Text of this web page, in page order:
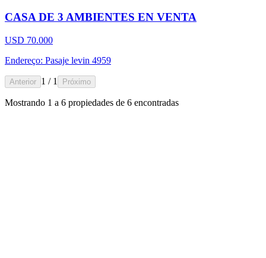
CASA DE 3 AMBIENTES EN VENTA
USD 70.000
Endereço: Pasaje levin 4959
Anterior 1 / 1 Próximo
Mostrando 1 a 6 propiedades de 6 encontradas